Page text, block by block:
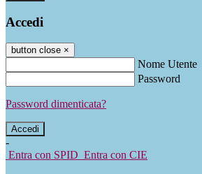
Accedi
button close ×
Nome Utente
Password
Password dimenticata?
-
Entra con SPID Entra con CIE